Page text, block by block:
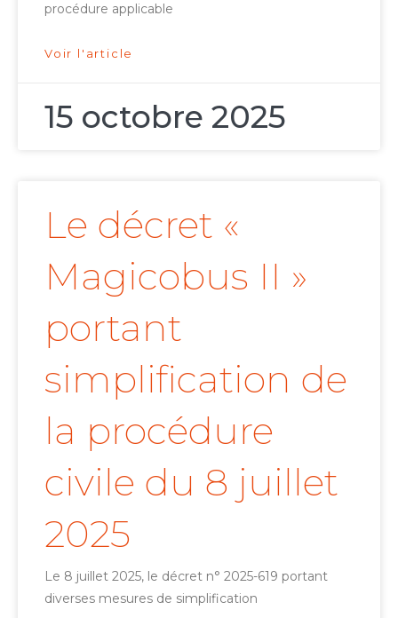
procédure applicable
Voir l'article
15 octobre 2025
Le décret «
Magicobus II »
portant
simplification de
la procédure
civile du 8 juillet
2025
Le 8 juillet 2025, le décret n° 2025-619 portant
diverses mesures de simplification